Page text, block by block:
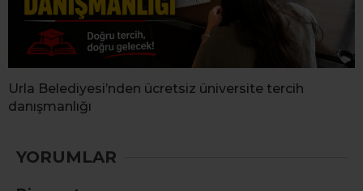
Urla Belediyesi’nden ücretsiz üniversite tercih
danışmanlığı
YORUMLAR